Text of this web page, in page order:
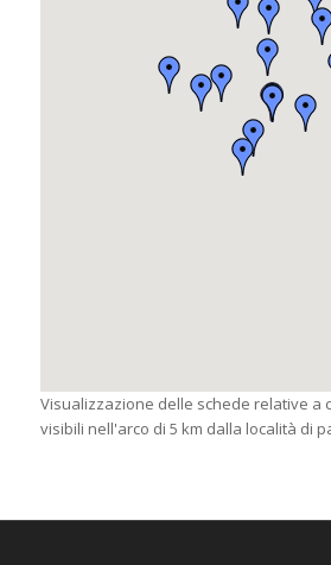
Visualizzazione delle schede relative a
visibili nell'arco di 5 km dalla località di